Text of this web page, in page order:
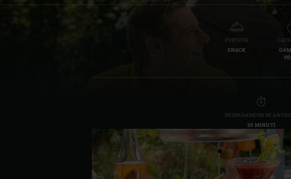
France | France
Hungary | Magyarország
PORTATA
SNACK
PREPARAZIONE IN
20 MINUTI